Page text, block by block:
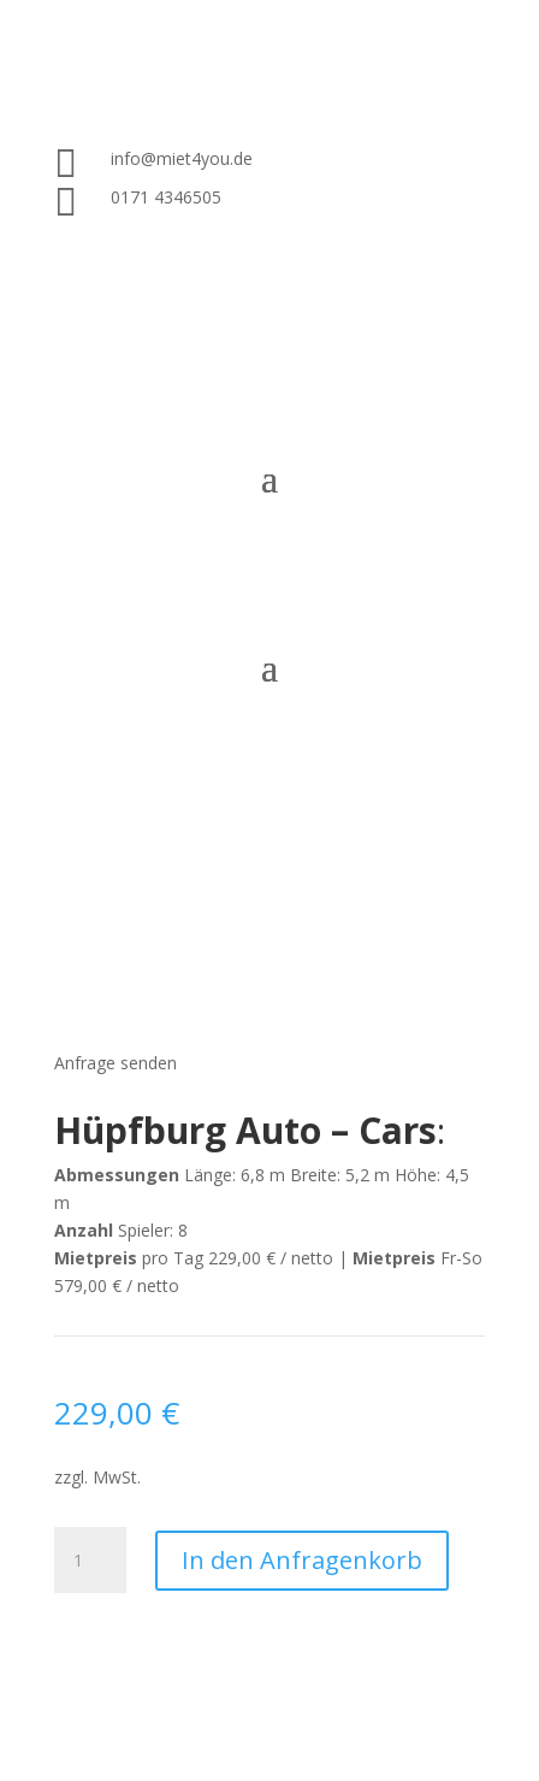
 info@miet4you.de
 0171 4346505
Anfrage senden
Hüpfburg Auto – Cars:
Abmessungen Länge: 6,8 m Breite: 5,2 m Höhe: 4,5
m
Anzahl Spieler: 8
Mietpreis pro Tag 229,00 € / netto | Mietpreis Fr-So
579,00 € / netto
229,00 €
zzgl. MwSt.
Maxi
In den Anfragenkorb